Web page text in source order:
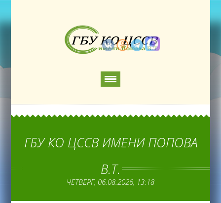
ГБУ КО ЦССВ ИМЕНИ ПОПОВА
В.Т.
ЧЕТВЕРГ, 06.08.2026, 13:18